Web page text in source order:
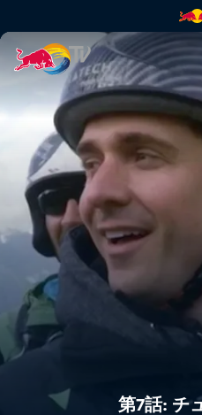
第7話: チュ
第7話: チ